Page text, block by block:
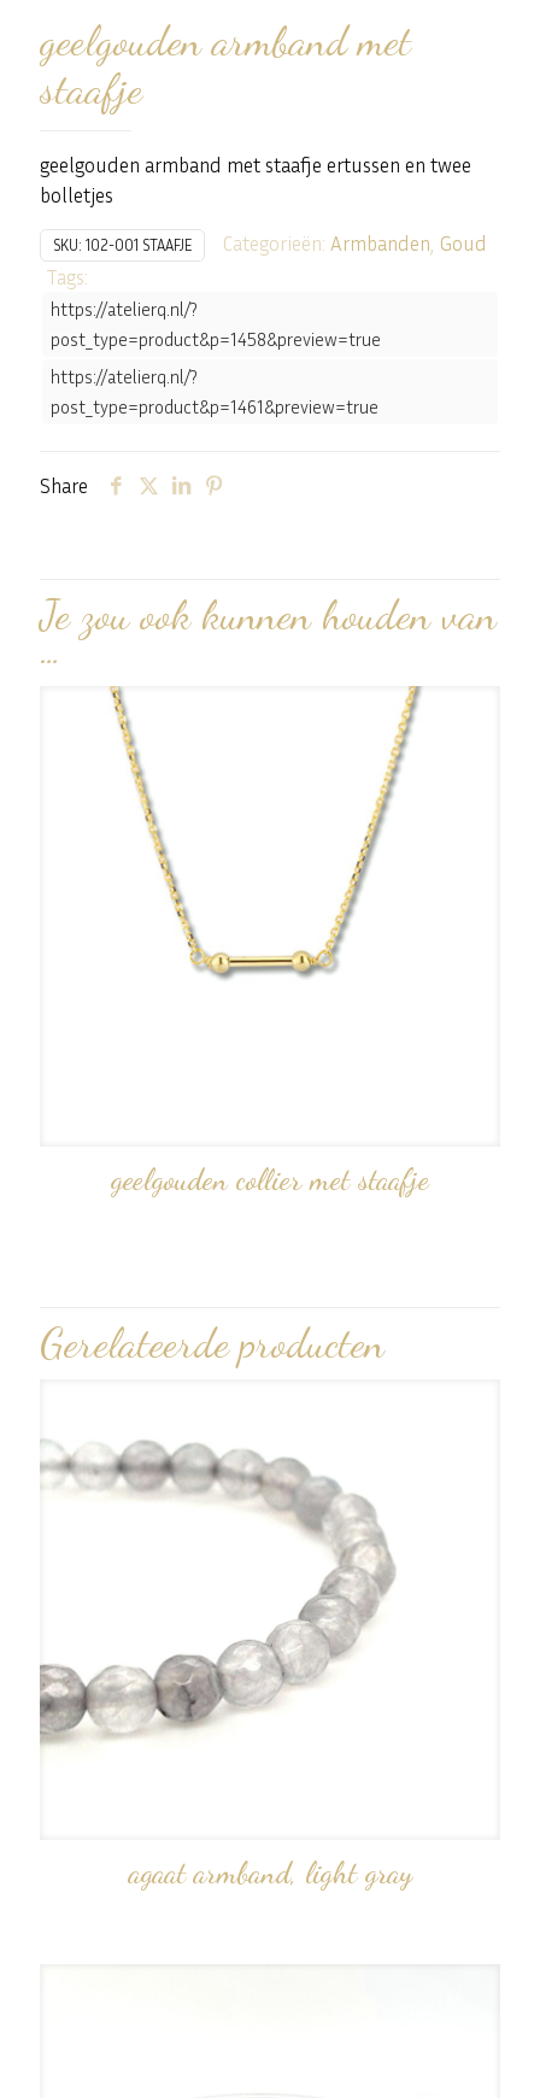
geelgouden armband met
staafje
geelgouden armband met staafje ertussen en twee
bolletjes
SKU: 102-001 STAAFJE Categorieën: Armbanden Goud
Tags:
https://atelierq.nl/?
post_type=product&p=1458&preview=true
https://atelierq.nl/?
post_type=product&p=1461&preview=true
Share
Je zou ook kunnen houden van
…
geelgouden collier met staafje
Gerelateerde producten
agaat armband, light gray